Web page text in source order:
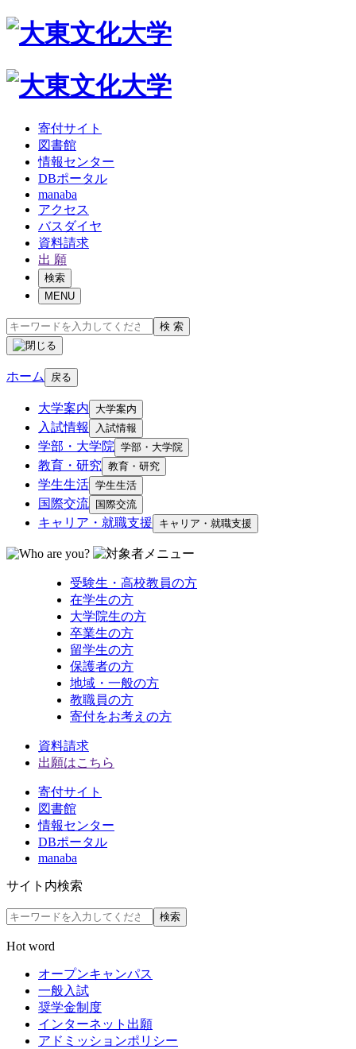
寄付サイト
図書館
情報センター
DBポータル
manaba
アクセス
バスダイヤ
資料請求
出 願
検索
MENU
検 索
ホーム 戻る
大学案内 大学案内
入試情報 入試情報
学部・大学院 学部・大学院
教育・研究 教育・研究
学生生活 学生生活
国際交流 国際交流
キャリア・就職支援 キャリア・就職支援
受験生・高校教員の方
在学生の方
大学院生の方
卒業生の方
留学生の方
保護者の方
地域・一般の方
教職員の方
寄付をお考えの方
資料請求
出願はこちら
寄付サイト
図書館
情報センター
DBポータル
manaba
サイト内検索
検索
Hot word
オープンキャンパス
一般入試
奨学金制度
インターネット出願
アドミッションポリシー